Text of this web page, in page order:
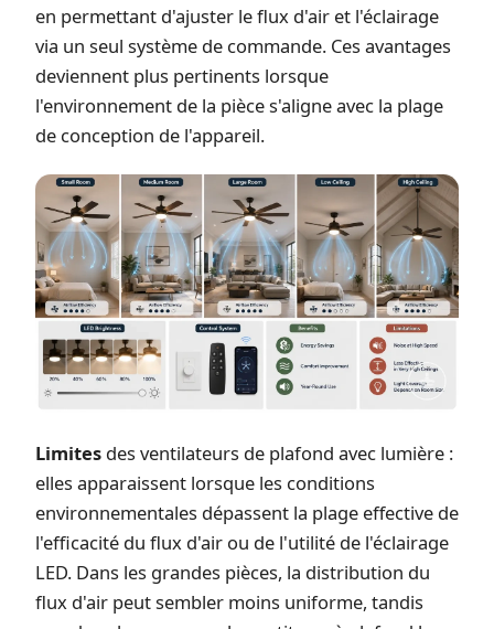
en permettant d'ajuster le flux d'air et l'éclairage
via un seul système de commande. Ces avantages
deviennent plus pertinents lorsque
l'environnement de la pièce s'aligne avec la plage
de conception de l'appareil.
Limites des ventilateurs de plafond avec lumière :
elles apparaissent lorsque les conditions
environnementales dépassent la plage effective de
l'efficacité du flux d'air ou de l'utilité de l'éclairage
LED. Dans les grandes pièces, la distribution du
flux d'air peut sembler moins uniforme, tandis